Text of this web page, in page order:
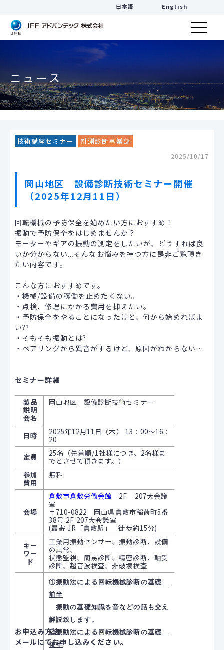
日本語 English
ニュース
技術講座セミナー 計測診断事業部
2025/10/17
岡山地区 設備診断技術セミナー開催
（2025年12月11日）
回転機械の予防保全を始めたい方におすすめ！
振動で予防保全をはじめませんか？
モーターやギアの振動の測定をしたいが、どうすれば良
いか分からない...そんなお悩みを持つ方に是非ご覧頂き
たい内容です。
こんな方におすすめです。
・機械/設備の稼働を止めたくない。
・点検、修理にかかる費用を抑えたい。
・予防保全をやることになったけど、何から始めればよ
い??
・そもそも振動とは?
・ベアリングから異音がするけど、原因がわからない…
セミナー詳細
製品
説明
会名
岡山地区 設備診断技術セミナー
日時
2025年12月11日（木） 13：00～16：
20
定員
25名（先着順/1社様につき、2名様ま
でとさせて頂きます。）
参加
費用
無料
会場
倉敷市倉敷労働会館 2F 207大会議
室
〒710-0822 岡山県倉敷市稲荷町5番
38号 2F 207大会議室
(最寄:JR「倉敷駅」 徒歩約15分)
キー
ワー
ド
工業用振動センサー、振動診断、設備
の異常、
状態監視、簡易診断、精密診断、軸受
診断、超音波検査、非破壊検査
①振動法による回転機械診断の基礎
前半
振動の基礎知識を音などの話も交え
解説致します。
②振動法による回転機械診断の基礎
後半
お申込み方法
メールにてお申し込みください。